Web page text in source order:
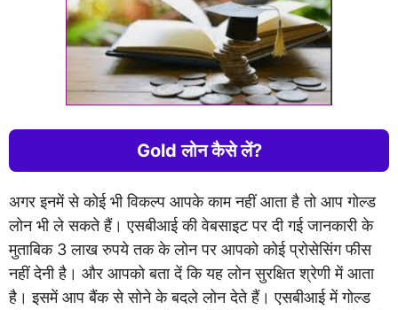
Gold लोन कैसे लें?
अगर इनमें से कोई भी विकल्प आपके काम नहीं आता है तो आप गोल्ड
लोन भी ले सकते हैं। एसबीआई की वेबसाइट पर दी गई जानकारी के
मुताबिक 3 लाख रुपये तक के लोन पर आपको कोई प्रोसेसिंग फीस
नहीं देनी है। और आपको बता दें कि यह लोन सुरक्षित श्रेणी में आता
है। इसमें आप बैंक से सोने के बदले लोन देते हैं। एसबीआई में गोल्ड